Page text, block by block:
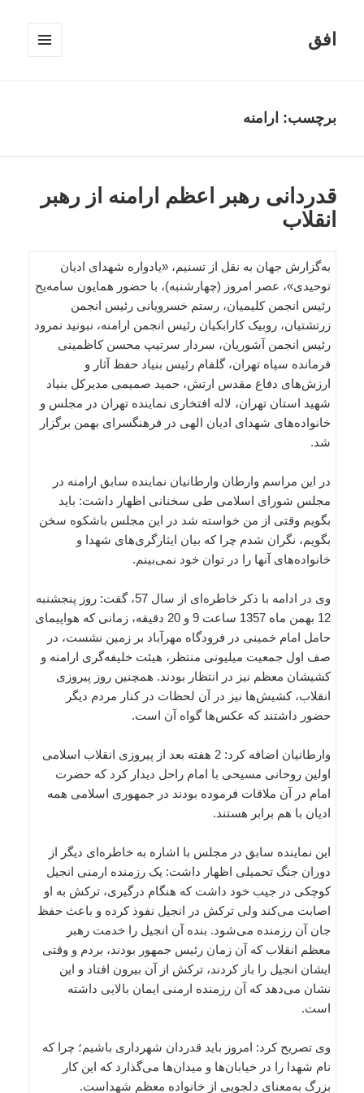
افق
برچسب: ارامنه
قدردانی رهبر اعظم ارامنه از رهبر
انقلاب
به‌گزارش جهان به نقل از تسنیم، «یادواره شهدای ادیان
توحیدی»، عصر امروز (چهارشنبه)، با حضور همایون سامه‌یح
رئیس انجمن کلیمیان، رستم خسرویانی رئیس انجمن
زرتشتیان، روبیک کارابکیان رئیس انجمن ارامنه، نبونید نمرود
رئیس انجمن آشوریان، سردار سرتیپ محسن کاظمینی
فرمانده سپاه تهران، گلفام رئیس بنیاد حفظ آثار و
ارزش‌های دفاع مقدس ارتش، حمید صمیمی مدیرکل بنیاد
شهید استان تهران، لاله افتخاری نماینده تهران در مجلس و
خانواده‌های شهدای ادیان الهی در فرهنگسرای بهمن برگزار
شد.
در این مراسم وارطان وارطانیان نماینده سابق ارامنه در
مجلس شورای اسلامی طی سخنانی اظهار داشت: باید
بگویم وقتی از من خواسته شد در این مجلس باشکوه سخن
بگویم، نگران شدم چرا که بیان ایثارگری‌های شهدا و
خانواده‌های آنها را در توان خود نمی‌بینم.
وی در ادامه با ذکر خاطره‌ای از سال 57، گفت: روز پنجشنبه
12 بهمن ماه 1357 ساعت 9 و 20 دقیقه، زمانی که هواپیمای
حامل امام خمینی در فرودگاه مهرآباد بر زمین نشست، در
صف اول جمعیت میلیونی منتظر، هیئت خلیفه‌گری ارامنه و
کشیشان معظم نیز در انتظار بودند. همچنین روز پیروزی
انقلاب، کشیش‌ها نیز در آن لحظات در کنار مردم دیگر
حضور داشتند که عکس‌ها گواه آن است.
وارطانیان اضافه کرد: 2 هفته بعد از پیروزی انقلاب اسلامی
اولین روحانی مسیحی با امام راحل دیدار کرد که حضرت
امام در آن ملاقات فرموده‌ بودند در جمهوری اسلامی همه
ادیان با هم برابر هستند.
این نماینده سابق در مجلس با اشاره به خاطره‌ای دیگر از
دوران جنگ تحمیلی اظهار داشت: یک رزمنده ارمنی انجیل
کوچکی در جیب خود داشت که هنگام درگیری، ترکش به او
اصابت می‌کند ولی ترکش در انجیل نفوذ کرده و باعث حفظ
جان آن رزمنده می‌شود. بنده آن انجیل را خدمت رهبر
معظم انقلاب که آن زمان رئیس جمهور بودند، بردم و وقتی
ایشان انجیل را باز کردند، ترکش از آن بیرون افتاد و این
نشان می‌دهد که آن رزمنده ارمنی ایمان بالایی داشته
است.
وی تصریح کرد: امروز باید قدردان شهرداری باشیم؛ چرا که
نام شهدا را در خیابان‌ها و میدان‌ها می‌گذارد که این کار
بزرگ به‌معنای دلجویی از خانواده معظم شهداست.